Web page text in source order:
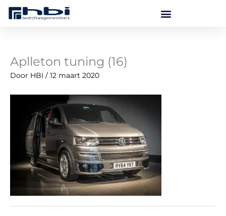
Aplleton tuning (16)
Door HBI / 12 maart 2020